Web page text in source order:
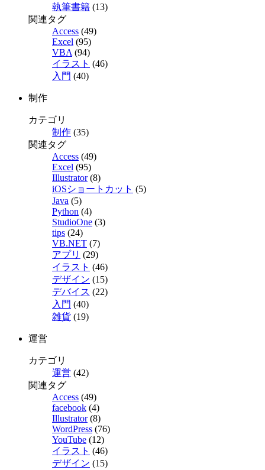
執筆書籍 (13)
関連タグ
Access (49)
Excel (95)
VBA (94)
イラスト (46)
入門 (40)
制作
カテゴリ
制作 (35)
関連タグ
Access (49)
Excel (95)
Illustrator(8)
iOSショートカット (5)
Java (5)
Python (4)
StudioOne (3)
tips (24)
VB.NET (7)
アプリ (29)
イラスト (46)
デザイン (15)
デバイス (22)
入門 (40)
雑貨 (19)
運営
カテゴリ
運営 (42)
関連タグ
Access (49)
facebook (4)
Illustrator(8)
WordPress (76)
YouTube (12)
イラスト (46)
デザイン (15)